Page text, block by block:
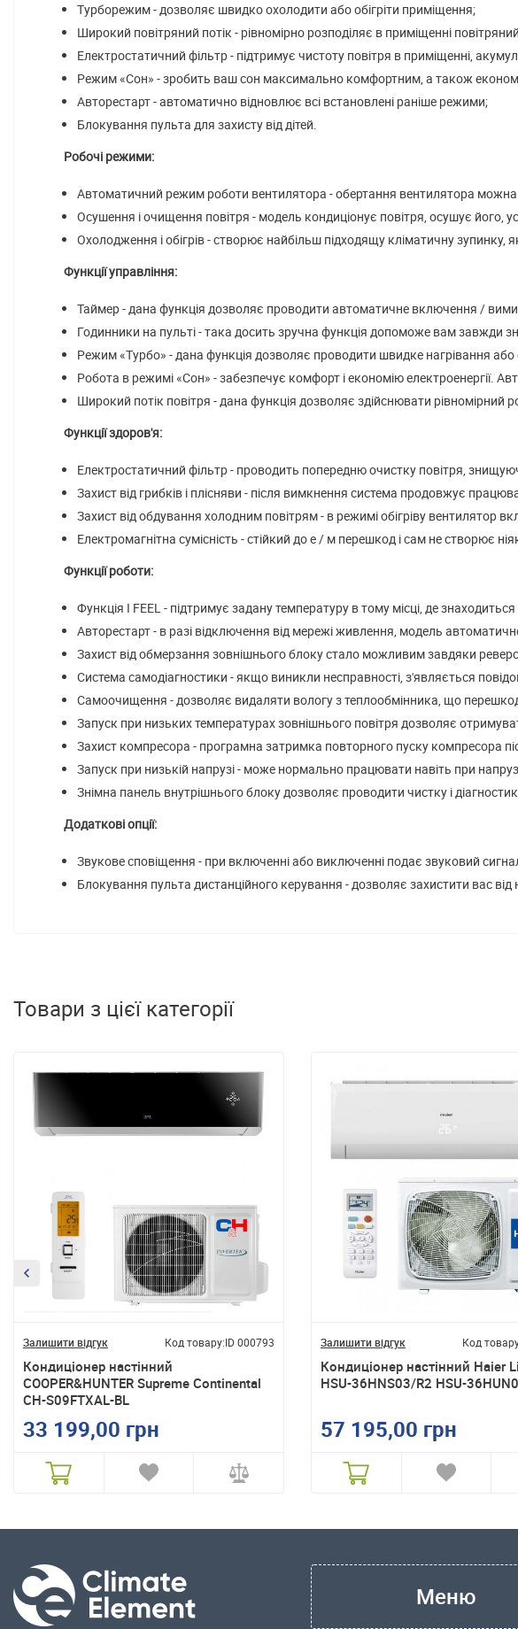
Турборежим - дозволяє швидко охолодити або обігріти приміщення;
Широкий повітряний потік - рівномірно розподіляє в приміщенні
Електростатичний фільтр - підтримує чистоту повітря в приміщенні,
Режим «Сон» - зробить ваш сон максимально комфортним, а також
Авторестарт - автоматично відновлює всі встановлені раніше режими;
Блокування пульта для захисту від дітей.
Робочі режими:
Автоматичний режим роботи вентилятора - обертання вентилятора
Осушення і очищення повітря - модель кондиціонує повітря, осушує його,
Охолодження і обігрів - створює найбільш підходящу кліматичну
Функції управління:
Таймер - дана функція дозволяє проводити автоматичне включення /
Годинники на пульті - така досить зручна функція допоможе вам завжди
Режим «Турбо» - дана функція дозволяє проводити швидке нагрівання
Робота в режимі «Сон» - забезпечує комфорт і економію електроенергії.
Широкий потік повітря - дана функція дозволяє здійснювати рівномірний
Функції здоров'я:
Електростатичний фільтр - проводить попередню очистку повітря,
Захист від грибків і плісняви ​​- після вимкнення система продовжує
Захист від обдування холодним повітрям - в режимі обігріву вентилятор
Електромагнітна сумісність - стійкий до е / м перешкод і сам не створює
Функції роботи:
Функція I FEEL - підтримує задану температуру в тому місці, де
Авторестарт - в разі відключення від мережі живлення, модель
Захист від обмерзання зовнішнього блоку стало можливим завдяки
Система самодіагностики - якщо виникли несправності, з'являється
Самоочищення - дозволяє видаляти вологу з теплообмінника, що
Запуск при низьких температурах зовнішнього повітря дозволяє
Захист компресора - програмна затримка повторного пуску компресора
Запуск при низькій напрузі - може нормально працювати навіть при
Знімна панель внутрішнього блоку дозволяє проводити чистку і
Додаткові опції:
Звукове сповіщення - при включенні або виключенні подає звуковий
Блокування пульта дистанційного керування - дозволяє захистити вас
Товари з цієї категорії
Залишити відгук Код товару:ID 000793
Кондиціонер настінний
COOPER&HUNTER Supreme Continental
CH-S09FTXAL-BL
33 199,00 грн
Залишити відгук Код
Кондиціонер настінний Haier
HSU-36HNS03/R2 HSU-
57 195,00 грн
Меню